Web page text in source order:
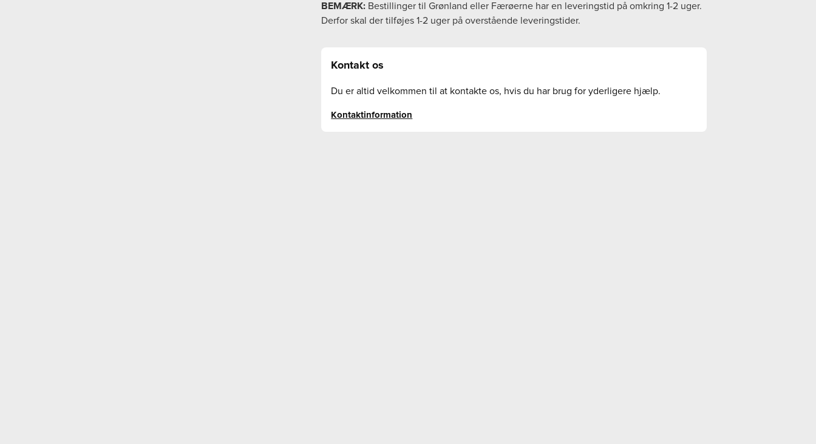
BEMÆRK: Bestillinger til Grønland eller Færøerne har en leveringstid på omkring 1-2 uger.
Derfor skal der tilføjes 1-2 uger på overstående leveringstider.
Kontakt os
Du er altid velkommen til at kontakte os, hvis du har brug for yderligere hjælp.
Kontaktinformation